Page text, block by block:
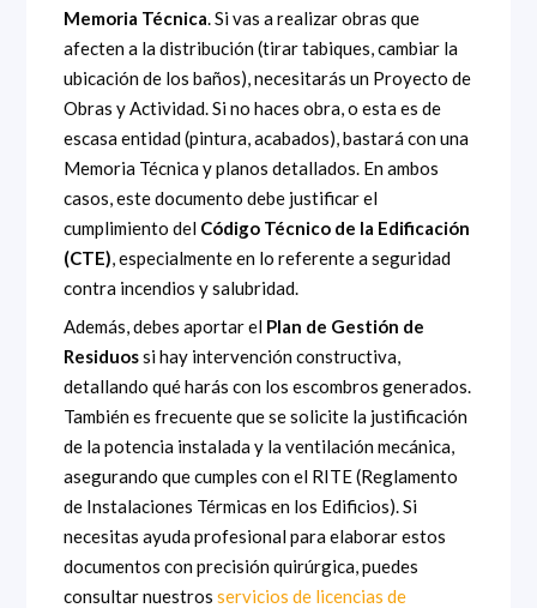
Memoria Técnica. Si vas a realizar obras que
afecten a la distribución (tirar tabiques, cambiar la
ubicación de los baños), necesitarás un Proyecto de
Obras y Actividad. Si no haces obra, o esta es de
escasa entidad (pintura, acabados), bastará con una
Memoria Técnica y planos detallados. En ambos
casos, este documento debe justificar el
cumplimiento del Código Técnico de la Edificación
(CTE), especialmente en lo referente a seguridad
contra incendios y salubridad.
Además, debes aportar el Plan de Gestión de
Residuossi hay intervención constructiva,
detallando qué harás con los escombros generados.
También es frecuente que se solicite la justificación
de la potencia instalada y la ventilación mecánica,
asegurando que cumples con el RITE (Reglamento
de Instalaciones Térmicas en los Edificios). Si
necesitas ayuda profesional para elaborar estos
documentos con precisión quirúrgica, puedes
consultar nuestrosservicios de licencias de